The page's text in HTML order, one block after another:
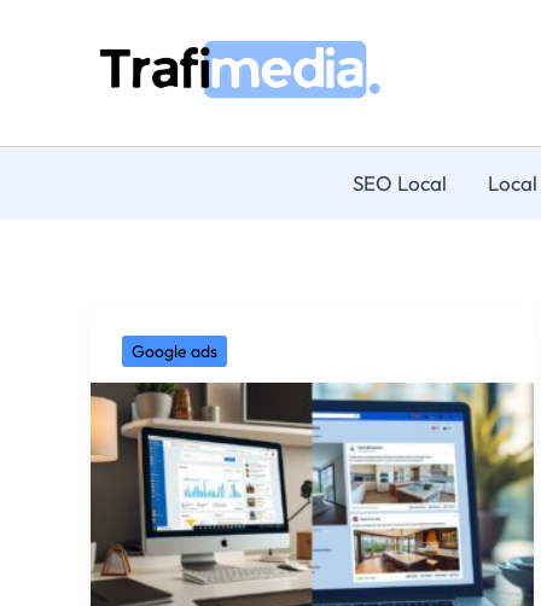
SEO Local
Google ads